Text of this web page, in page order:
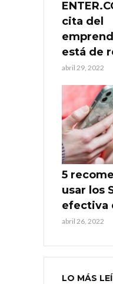
cita del
está de
abril 29, 2022
5
usar los
efectiva
abril 26, 2022
LO MÁS